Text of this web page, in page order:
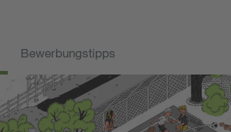
Bewerbungstipps